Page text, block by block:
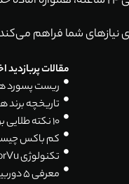
نیازهای شما فراهم
مقالات پربازدید
ریست پسورد
تاریخچه برند
۱۰ نکته طلایی برای افزایش طول عمر دوربین هایک ویژن
کم باکس
تکنولوژی ColorVu هایک ویژن
معرفی 5 دوربین هایک ویژن که میکروفون دارند!